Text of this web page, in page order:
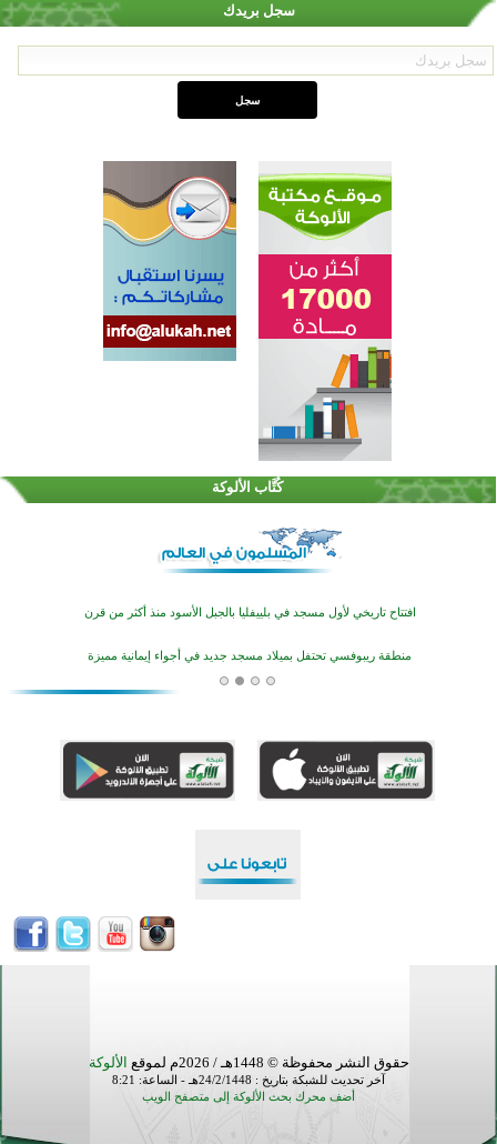
سجل بريدك
كُتَّاب الألوكة
اختتام الدورة التاسعة لمسابقة حفظ وتلاوة القرآن الكريم في أزناكاييف
تيسليتش تختتم برنامجا تعليميا لتعزيز القيم وبناء الشخصية للشباب المسلمين
اختتام منافسات قرآنية متميزة في بنغلاديش بمشاركة 3000 متسابق
أكبر مشروع إسلامي في ريف أستراليا يفتتح أبوابه بعد سنوات من العمل والعطاء
اختتام الدورة التاسعة لمسابقة حفظ وتلاوة القرآن الكريم في أزناكاييف
حقوق النشر محفوظة © 1448هـ / 2026م لموقع الألوكة
آخر تحديث للشبكة بتاريخ : 24/2/1448هـ - الساعة: 8:21
أضف محرك بحث الألوكة إلى متصفح الويب